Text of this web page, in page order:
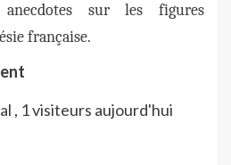
anecdotes sur les figures
française.
, 1 visiteurs aujourd'hui